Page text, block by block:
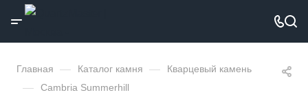
Главная — Каталог камня — Кварцевый камень
— Cambria Summerhill